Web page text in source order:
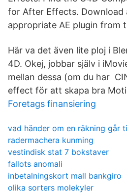
for After Effects. Download
appropriate AE plugin from
Här va det även lite ploj i
4D. Okej, jobbar själv i
mellan dessa (om du har
effect för att skapa bra
Foretags finansiering
vad händer om en räkning går
radermachera kunming
vestindisk stat 7 bokstaver
fallots anomali
inbetalningskort mall bankgiro
olika sorters molekyler